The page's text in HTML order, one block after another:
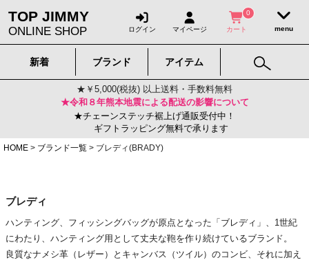
TOP JIMMY
ONLINE SHOP ログイン マイページ
0
カート
新着 ブランド アイテム
★￥5,000(税抜) 以上送料・手数料無料
★令和８年熊本地震による配送の影響について
★チェーンステッチ裾上げ通販受付中！
ギフトラッピング無料で承ります
HOME
ブランド一覧 ブレディ(BRADY)
ブレディ
ハンティング、フィッシングバッグが原点となった「ブレディ」、1世紀
にわたり、ハンティング用として丈夫な鞄を作り続けているブランド。
良質なナメシ革（レザー）とキャンバス（ツイル）のコンビ、それに加え